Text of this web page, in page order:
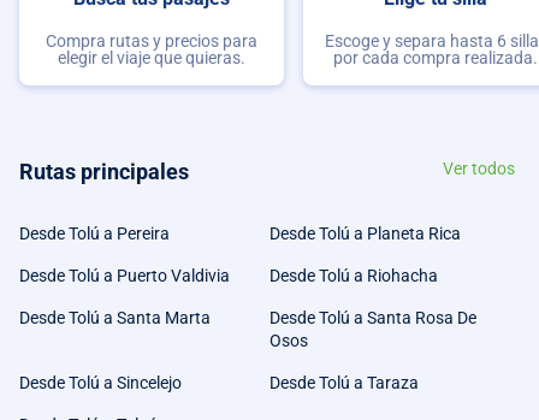
Compra rutas y precios para
elegir el viaje que quieras.
Escoge y separa hasta 6
por cada compra realizada.
Rutas principales Ver todos
Desde Tolú a Pereira Desde Tolú a Planeta Rica
Desde Tolú a Puerto Valdivia Desde Tolú a Riohacha
Desde Tolú a Santa Marta
Desde Tolú a Santa Rosa De
Osos
Desde Tolú a Sincelejo Desde Tolú a Taraza